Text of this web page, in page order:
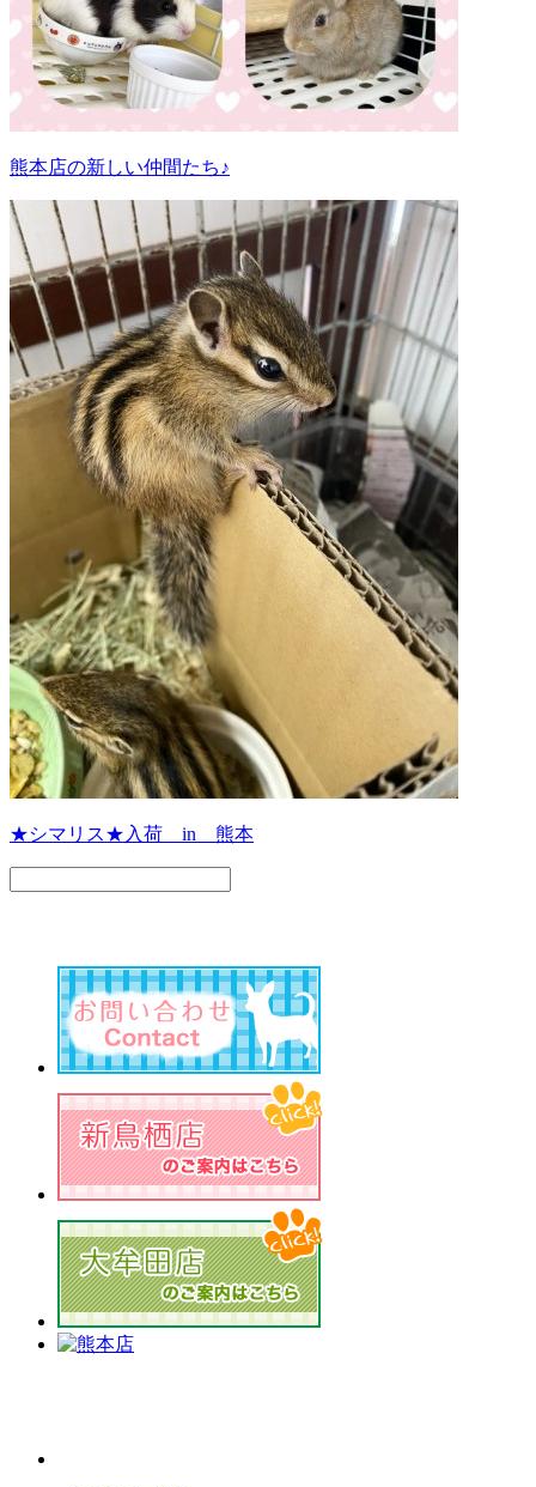
熊本店の新しい仲間たち♪
★シマリス★入荷 in 熊本